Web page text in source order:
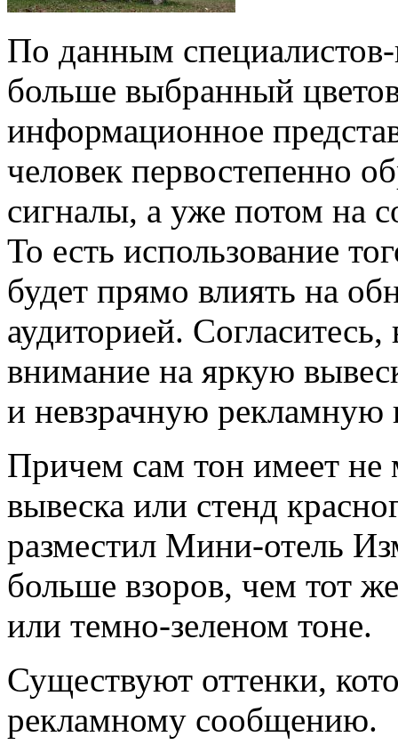
По данным
больше выбранный
информационное
человек первостепенно
сигналы, а уже потом на
То есть использование
будет прямо влиять на
аудиторией.
внимание на яркую
и невзрачную рекламную
Причем сам тон имеет не
вывеска или стенд
разместил Мини-отель
больше взоров, чем тот
или темно-зеленом тоне.
Существуют оттенки,
рекламному сообщению.